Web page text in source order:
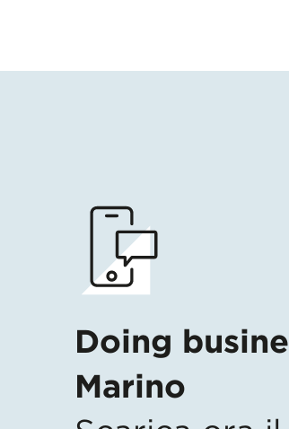
Doing
Marino